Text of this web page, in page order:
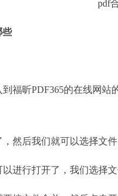
pdf
些
昕PDF365的在线网站
后我们就可以选择文件
行打开了，我们选择文